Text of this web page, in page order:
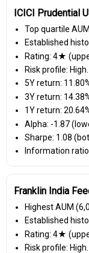
ICICI Prudential
Top quartile AUM
Established
Rating: 4★
Risk profile: High.
5Y return:
3Y return:
1Y return:
Alpha: -1.87
Sharpe: 1.08
Information
Franklin India
Highest AUM
Established
Rating: 4★
Risk profile: High.